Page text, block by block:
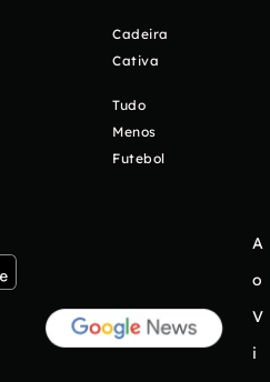
Cadeira
Cativa
Tudo
Menos
Futebol
A
o
V
i